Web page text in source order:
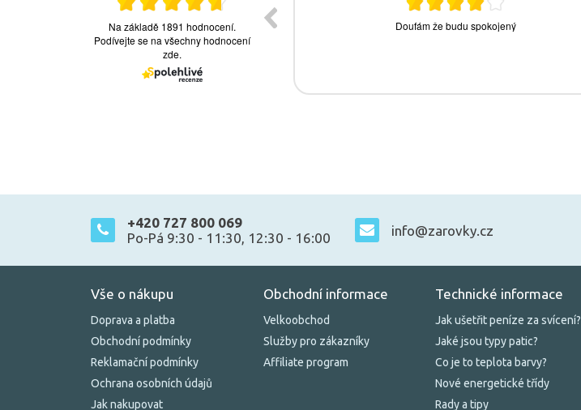
+420 727 800 069
Po-Pá 9:30 - 11:30, 12:30 - 16:00
info@zarovky.cz
Vše o nákupu
Doprava a platba
Obchodní podmínky
Reklamační podmínky
Ochrana osobních údajů
Jak nakupovat
Obchodní informace
Velkoobchod
Služby pro zákazníky
Affiliate program
Technické informace
Jak ušetřit peníze za svícení?
Jaké jsou typy patic?
Co je to teplota barvy?
Nové energetické třídy
Rady a tipy